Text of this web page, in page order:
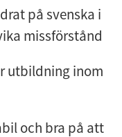
på svenska i
missförstånd
utbildning inom
och bra på att